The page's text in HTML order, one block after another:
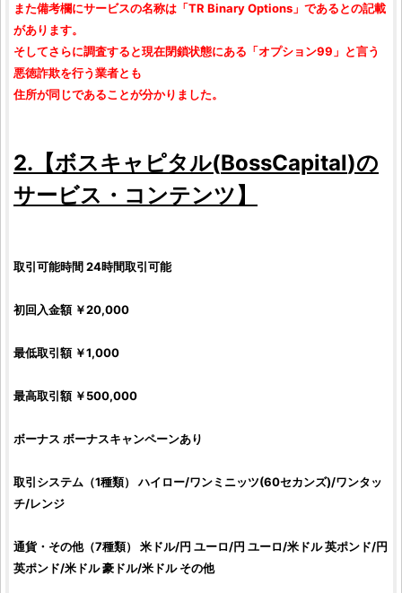
また備考欄にサービスの名称は「TR Binary Options 」であるとの記載
があります。
そしてさらに調査すると現在閉鎖状態にある「オプション99 」と言う
悪徳詐欺を行う業者とも
住所が同じであることが分かりました。
2.【ボスキャピタル(BossCapital)の
サービス・コンテンツ】
取引可能時間 24時間取引可能
初回入金額 ￥20,000
最低取引額 ￥1,000
最高取引額 ￥500,000
ボーナス ボーナスキャンペーンあり
取引システム（1種類） ハイロー/ワンミニッツ(60セカンズ)/ワンタッ
チ/レンジ
通貨・その他（7種類） 米ドル/円 ユーロ/円 ユーロ/米ドル 英ポンド/円
英ポンド/米ドル 豪ドル/米ドル その他